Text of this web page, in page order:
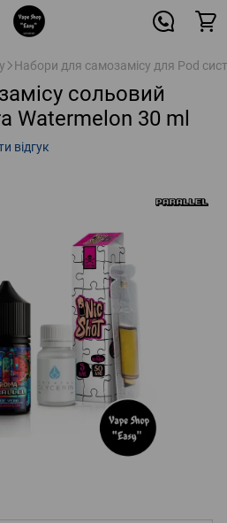
Набори для самозамісу для Pod
сольовий
Watermelon 30 ml
відгук